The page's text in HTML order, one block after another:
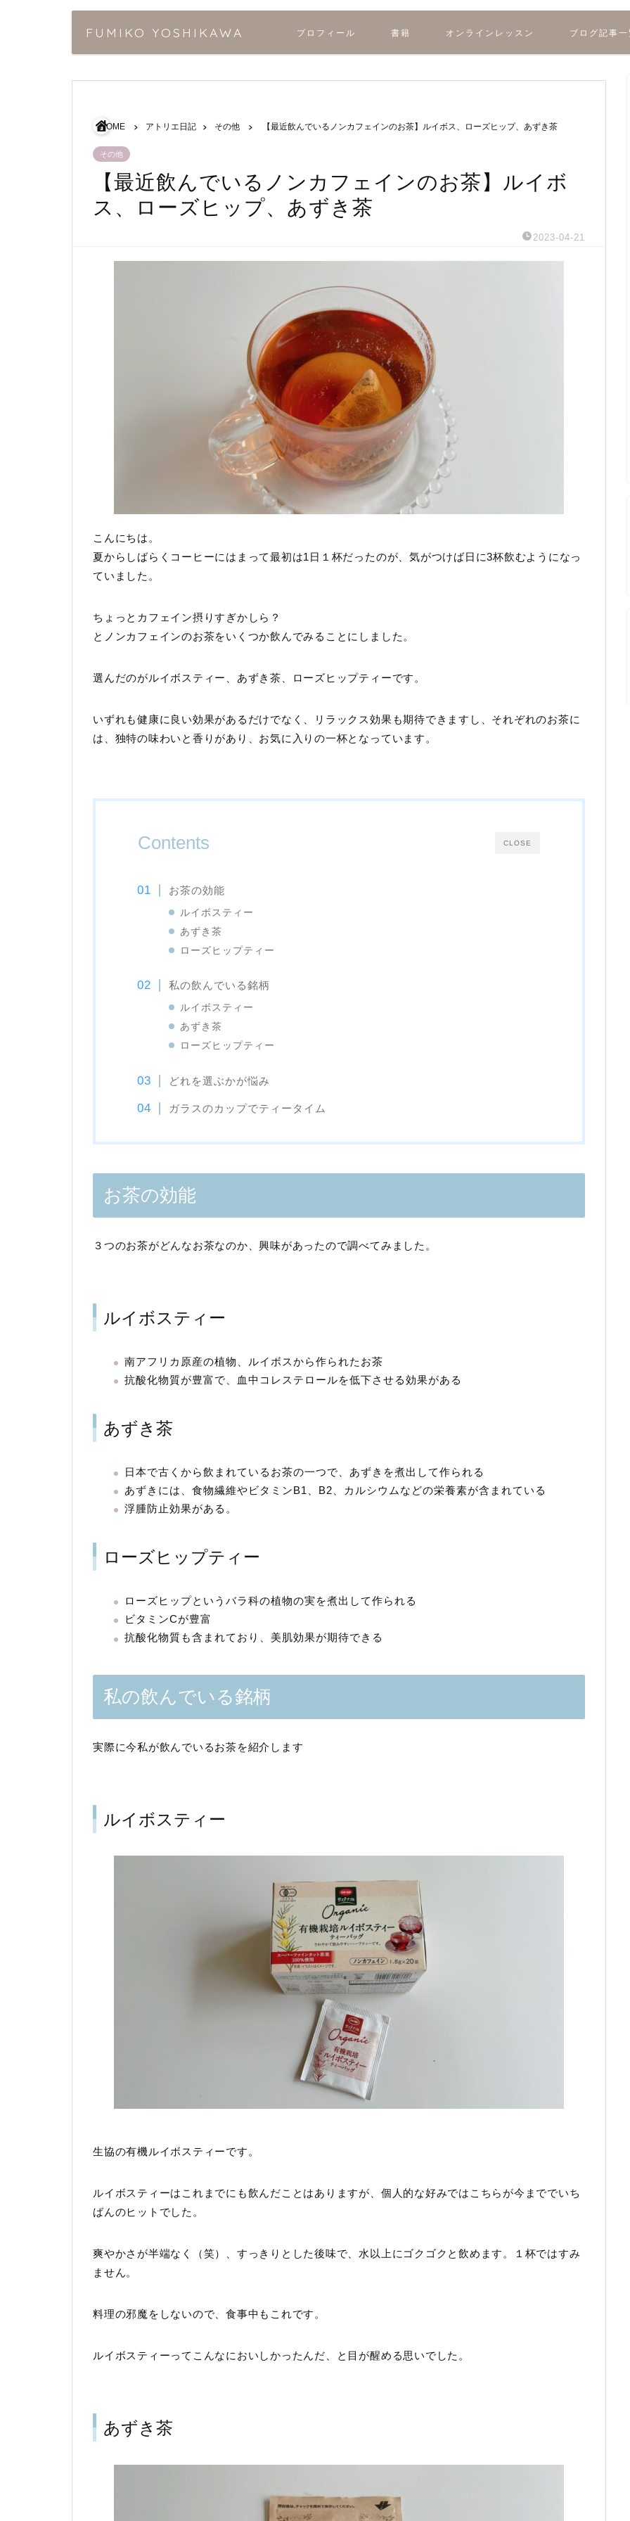
FUMIKO YOSHIKAWA プロフィール 書籍 オンラインレッスン ブログ記事一
HOME アトリエ日記 その他 【最近飲んでいるノンカフェインのお茶】ルイボス、ローズヒップ、あずき茶
その他
【最近飲んでいるノンカフェインのお茶】ルイボ
ス、ローズヒップ、あずき茶
2023-04-21
こんにちは。
夏からしばらくコーヒーにはまって最初は1日１杯だったのが、気がつけば日に3杯飲むようになっ
ていました。
ちょっとカフェイン摂りすぎかしら？
とノンカフェインのお茶をいくつか飲んでみることにしました。
選んだのがルイボスティー、あずき茶、ローズヒップティーです。
いずれも健康に良い効果があるだけでなく、リラックス効果も期待できますし、それぞれのお茶に
は、独特の味わいと香りがあり、お気に入りの一杯となっています。
CLOSE
Contents
お茶の効能
ルイボスティー
あずき茶
ローズヒップティー
私の飲んでいる銘柄
ルイボスティー
あずき茶
ローズヒップティー
どれを選ぶかが悩み
ガラスのカップでティータイム
お茶の効能
３つのお茶がどんなお茶なのか、興味があったので調べてみました。
ルイボスティー
南アフリカ原産の植物、ルイボスから作られたお茶
抗酸化物質が豊富で、血中コレステロールを低下させる効果がある
あずき茶
日本で古くから飲まれているお茶の一つで、あずきを煮出して作られる
あずきには、食物繊維やビタミンB1、B2、カルシウムなどの栄養素が含まれている
浮腫防止効果がある。
ローズヒップティー
ローズヒップというバラ科の植物の実を煮出して作られる
ビタミンCが豊富
抗酸化物質も含まれており、美肌効果が期待できる
私の飲んでいる銘柄
実際に今私が飲んでいるお茶を紹介します
ルイボスティー
生協の有機ルイボスティーです。
ルイボスティーはこれまでにも飲んだことはありますが、個人的な好みではこちらが今まででいち
ばんのヒットでした。
爽やかさが半端なく（笑）、すっきりとした後味で、水以上にゴクゴクと飲めます。１杯ではすみ
ません。
料理の邪魔をしないので、食事中もこれです。
ルイボスティーってこんなにおいしかったんだ、と目が醒める思いでした。
あずき茶